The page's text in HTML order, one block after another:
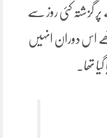
گزشتہ کئی روز سے
اس دوران انہیں
تھا۔